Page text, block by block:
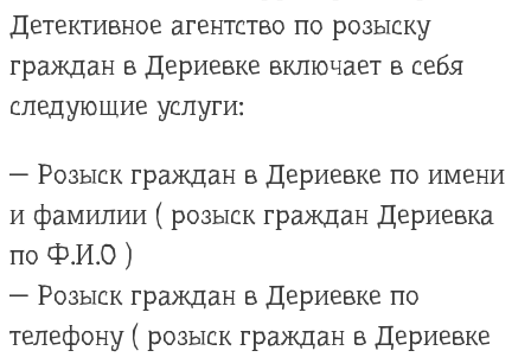
Детективное агентство по розыску
граждан в Дериевке включает в себя
следующие услуги:
— Розыск граждан в Дериевке по имени
и фамилии ( розыск граждан Дериевка
по Ф.И.О )
— Розыск граждан в Дериевке по
телефону ( розыск граждан в Дериевке